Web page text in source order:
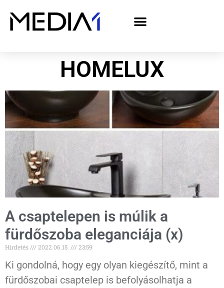
HOMELUX
A csaptelepen is múlik a
fürdőszoba eleganciája (x)
Hirdetés 2022.06.15. 23:59
Ki gondolná, hogy egy olyan kiegészítő, mint a
fürdőszobai csaptelep is befolyásolhatja a